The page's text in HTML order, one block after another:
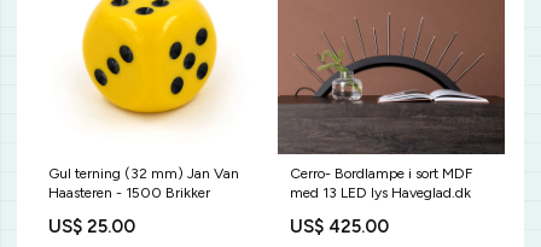
Gul terning (32 mm) Jan Van
Haasteren - 1500 Brikker
US$ 25.00
Cerro- Bordlampe i sort MDF
med 13 LED lys Haveglad.dk
US$ 425.00